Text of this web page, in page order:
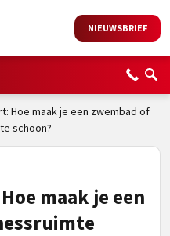
NIEUWSBRIEF
Hoe maak je een zwembad of
schoon?
maak je een